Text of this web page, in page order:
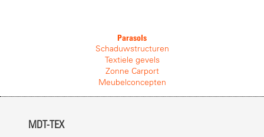
Parasols
Schaduwstructuren
Textiele gevels
Zonne Carport
Meubelconcepten
MDT-TEX